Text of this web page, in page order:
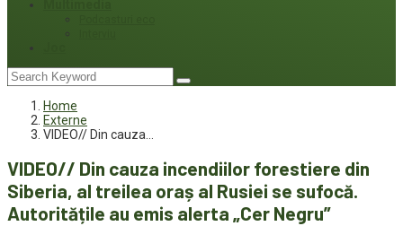
Home
Externe
VIDEO// Din cauza…
VIDEO// Din cauza incendiilor forestiere din
Siberia, al treilea oraș al Rusiei se sufocă.
Autoritățile au emis alerta „Cer Negru”